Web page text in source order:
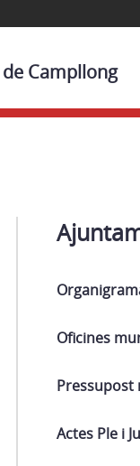
Campllong
Oficines
Pressupost
Actes Ple i